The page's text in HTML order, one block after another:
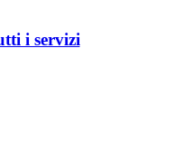
i servizi